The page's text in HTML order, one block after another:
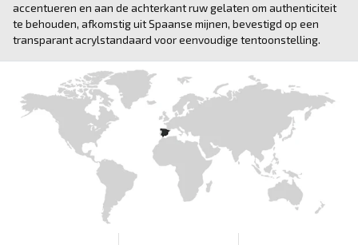
accentueren en aan de achterkant ruw gelaten om authenticiteit
te behouden, afkomstig uit Spaanse mijnen, bevestigd op een
transparant acrylstandaard voor eenvoudige tentoonstelling.